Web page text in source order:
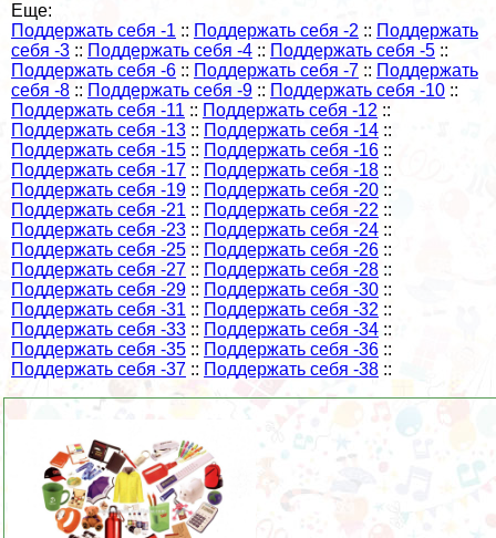
Еще:
Поддержать себя -1 :: Поддержать себя -2 :: Поддержать
себя -3 :: Поддержать себя -4 :: Поддержать себя -5 ::
Поддержать себя -6 :: Поддержать себя -7 :: Поддержать
себя -8 :: Поддержать себя -9 :: Поддержать себя -10 ::
Поддержать себя -11 :: Поддержать себя -12 ::
Поддержать себя -13 :: Поддержать себя -14 ::
Поддержать себя -15 :: Поддержать себя -16 ::
Поддержать себя -17 :: Поддержать себя -18 ::
Поддержать себя -19 :: Поддержать себя -20 ::
Поддержать себя -21 :: Поддержать себя -22 ::
Поддержать себя -23 :: Поддержать себя -24 ::
Поддержать себя -25 :: Поддержать себя -26 ::
Поддержать себя -27 :: Поддержать себя -28 ::
Поддержать себя -29 :: Поддержать себя -30 ::
Поддержать себя -31 :: Поддержать себя -32 ::
Поддержать себя -33 :: Поддержать себя -34 ::
Поддержать себя -35 :: Поддержать себя -36 ::
Поддержать себя -37 :: Поддержать себя -38 ::